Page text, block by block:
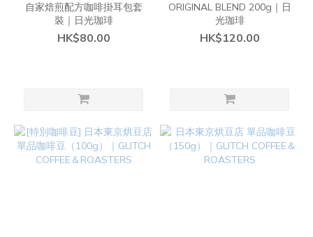
自家焙煎配方咖啡掛耳包套
裝｜日光珈琲
HK$80.00
ORIGINAL BLEND 200g｜日
光珈琲
HK$120.00